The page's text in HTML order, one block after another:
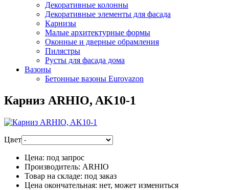
Декоративные колонны
Декоративные элементы для фасада
Карнизы
Малые архитектурные формы
Оконные и дверные обрамления
Пилястры
Русты для фасада дома
Вазоны
Бетонные вазоны Eurovazon
Карниз ARHIO, AK10-1
Цвет
Цена: под запрос
Производитель: ARHIO
Товар на складе: под заказ
Цена окончательная: нет, может измениться